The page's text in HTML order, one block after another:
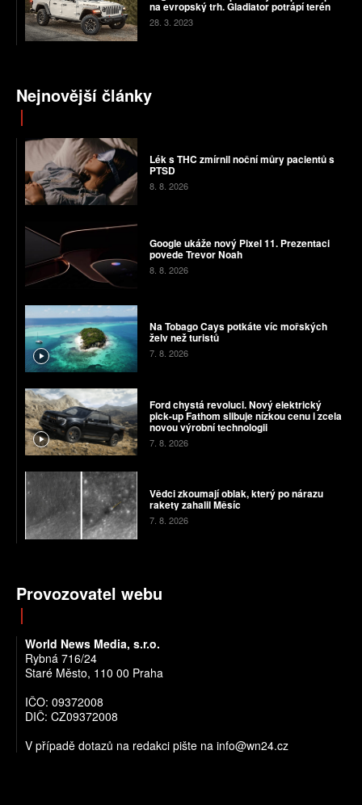
na evropský trh. Gladiator potrápí terén
28. 3. 2023
Nejnovější články
Lék s THC zmírnil noční můry pacientů s
PTSD
8. 8. 2026
Google ukáže nový Pixel 11. Prezentaci
povede Trevor Noah
8. 8. 2026
Na Tobago Cays potkáte víc mořských
želv než turistů
7. 8. 2026
Ford chystá revoluci. Nový elektrický
pick-up Fathom slibuje nízkou cenu i zcela
novou výrobní technologii
7. 8. 2026
Vědci zkoumají oblak, který po nárazu
rakety zahalil Měsíc
7. 8. 2026
Provozovatel webu
World News Media, s.r.o.
Rybná 716/24
Staré Město, 110 00 Praha
IČO: 09372008
DIČ: CZ09372008
V případě dotazů na redakci pište na info@wn24.cz